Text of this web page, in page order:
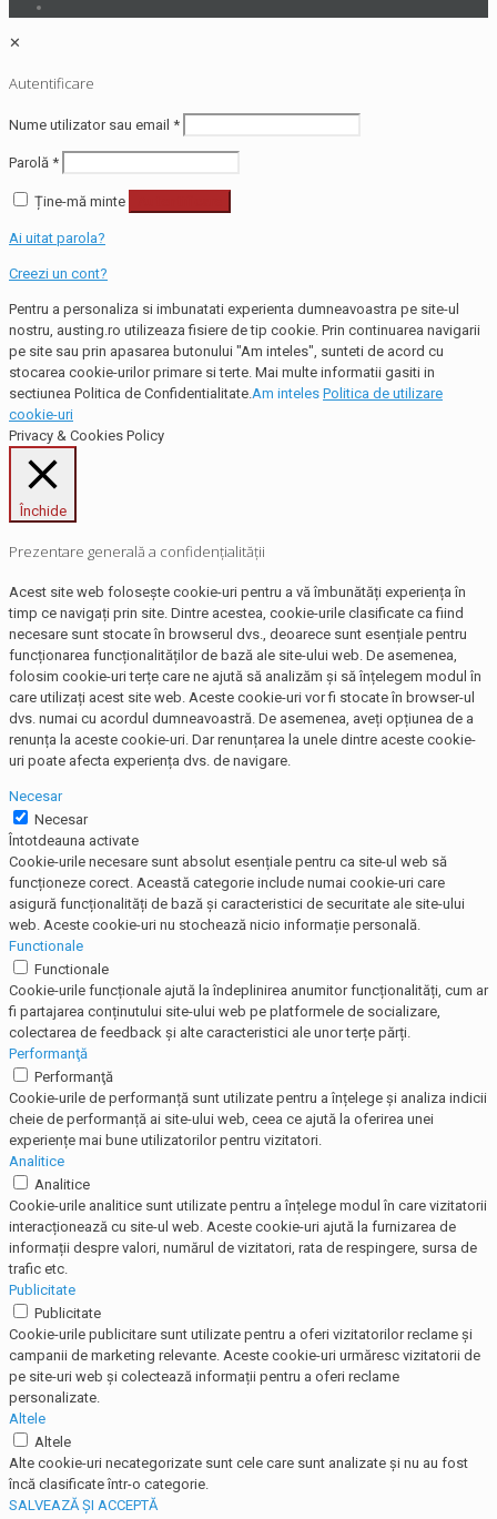
✕
Autentificare
Nume utilizator sau email *
Parolă *
Ține-mă minte
Ai uitat parola?
Creezi un cont?
Pentru a personaliza si imbunatati experienta dumneavoastra pe site-ul
nostru, austing.ro utilizeaza fisiere de tip cookie. Prin continuarea navigarii
pe site sau prin apasarea butonului "Am inteles", sunteti de acord cu
stocarea cookie-urilor primare si terte. Mai multe informatii gasiti in
sectiunea Politica de Confidentialitate. Am inteles Politica de utilizare
cookie-uri
Privacy & Cookies Policy
Închide
Prezentare generală a confidențialității
Acest site web folosește cookie-uri pentru a vă îmbunătăți experiența în
timp ce navigați prin site. Dintre acestea, cookie-urile clasificate ca fiind
necesare sunt stocate în browserul dvs., deoarece sunt esențiale pentru
funcționarea funcționalităților de bază ale site-ului web. De asemenea,
folosim cookie-uri terțe care ne ajută să analizăm și să înțelegem modul în
care utilizați acest site web. Aceste cookie-uri vor fi stocate în browser-ul
dvs. numai cu acordul dumneavoastră. De asemenea, aveți opțiunea de a
renunța la aceste cookie-uri. Dar renunțarea la unele dintre aceste cookie-
uri poate afecta experiența dvs. de navigare.
Necesar
Necesar
Întotdeauna activate
Cookie-urile necesare sunt absolut esențiale pentru ca site-ul web să
funcționeze corect. Această categorie include numai cookie-uri care
asigură funcționalități de bază și caracteristici de securitate ale site-ului
web. Aceste cookie-uri nu stochează nicio informație personală.
Functionale
Functionale
Cookie-urile funcționale ajută la îndeplinirea anumitor funcționalități, cum ar
fi partajarea conținutului site-ului web pe platformele de socializare,
colectarea de feedback și alte caracteristici ale unor terțe părți.
Performanţă
Performanţă
Cookie-urile de performanță sunt utilizate pentru a înțelege și analiza indicii
cheie de performanță ai site-ului web, ceea ce ajută la oferirea unei
experiențe mai bune utilizatorilor pentru vizitatori.
Analitice
Analitice
Cookie-urile analitice sunt utilizate pentru a înțelege modul în care vizitatorii
interacționează cu site-ul web. Aceste cookie-uri ajută la furnizarea de
informații despre valori, numărul de vizitatori, rata de respingere, sursa de
trafic etc.
Publicitate
Publicitate
Cookie-urile publicitare sunt utilizate pentru a oferi vizitatorilor reclame și
campanii de marketing relevante. Aceste cookie-uri urmăresc vizitatorii de
pe site-uri web și colectează informații pentru a oferi reclame
personalizate.
Altele
Altele
Alte cookie-uri necategorizate sunt cele care sunt analizate și nu au fost
încă clasificate într-o categorie.
SALVEAZĂ ȘI ACCEPTĂ